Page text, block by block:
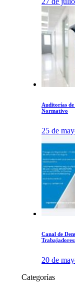
Auditorías de
Normativo
25 de
Canal de
20 de
Categorías